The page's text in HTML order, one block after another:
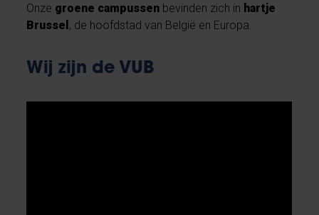
Onze groene campussen bevinden zich in hartje
Brussel , de hoofdstad van België en Europa.
Wij zijn de VUB